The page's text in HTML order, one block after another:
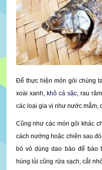
Để thực hiện món gỏi chúng
xoài xanh, khô cá sặc, rau
các loại gia vị như nước mắm,
Cũng như các món gỏi khác
cách nướng hoặc chiên sau
bỏ vỏ dùng dao bào để bào
húng lủi cũng rửa sạch, cắt